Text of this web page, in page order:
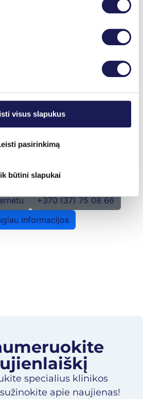
visus slapukus
pasirinkimą
būtini slapukai
Rinkūnas
+370 (37) 75 08 66
informacijos
specialius klinikos
apie naujienas!